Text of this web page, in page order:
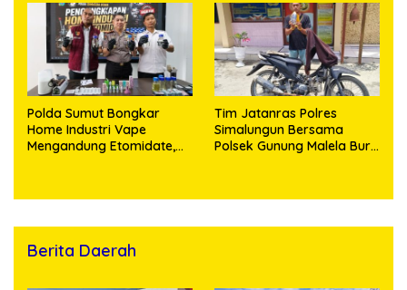
Polda Sumut Bongkar
Home Industri Vape
Mengandung Etomidate,
Tim Jatanras Polres
Simalungun Bersama
Polsek Gunung Malela Buru
Berita Daerah